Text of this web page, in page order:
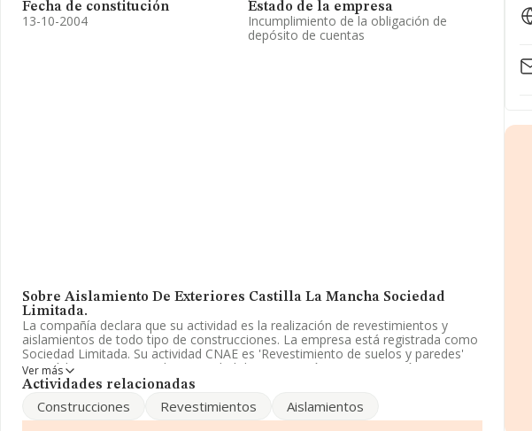
Fecha de constitución
13-10-2004
Estado de la empresa
Incumplimiento de la obligación de
depósito de cuentas
Sobre Aislamiento De Exteriores Castilla La Mancha Sociedad
Limitada.
La compañía declara que su actividad es la realización de revestimientos y
aislamientos de todo tipo de construcciones. La empresa está registrada como
Sociedad Limitada. Su actividad CNAE es 'Revestimiento de suelos y paredes'
con código 4333. No realiza actividad de importación y/o exportación.
encima de la media de sector.
Ver más
Actividades relacionadas
Construcciones Revestimientos Aislamientos